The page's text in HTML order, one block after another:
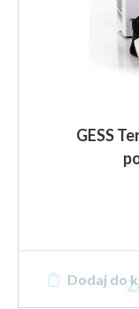
GESS
Dodaj do